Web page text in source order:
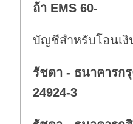
ถ้า EMS 60-
บัญชีสำหรับโอนเงิ
รัชดา - ธนาคารก
24924-3